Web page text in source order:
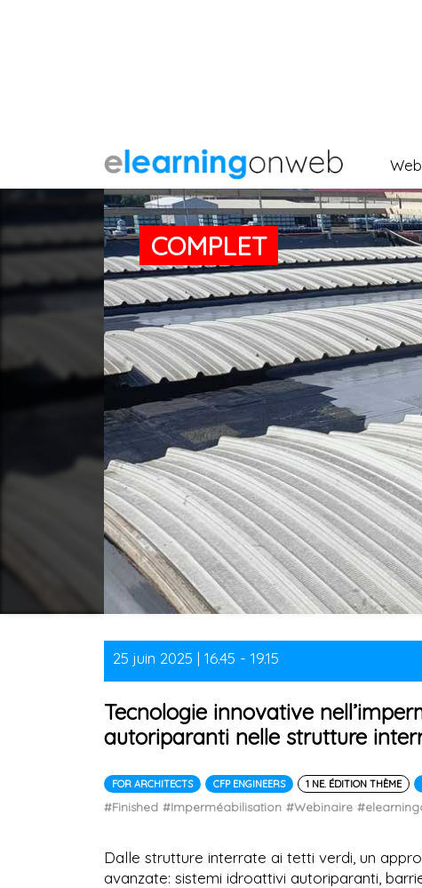
COMPLET
25 juin 2025 | 16.45 - 19.15
Tecnologie innovative
autoriparanti nelle strutture
FOR ARCHITECTS CFP ENGINEERS 1 NE. ÉDITION THÈME
#Finished #Imperméabilisation #Webinaire
Dalle strutture interrate ai tetti verdi, un
avanzate: sistemi idroattivi autoriparanti,